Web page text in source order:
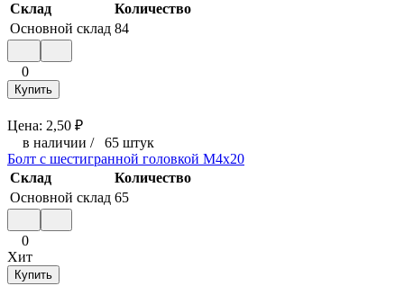
Склад
Количество
Основной склад 84
0
Купить
Цена: 2,50 ₽
в наличии / 65 штук
Болт с шестигранной головкой М4x20
Склад
Количество
Основной склад 65
0
Хит
Купить